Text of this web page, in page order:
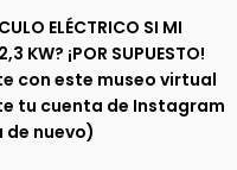
ELÉCTRICO SI MI
KW? ¡POR SUPUESTO!
con este museo virtual
tu cuenta de Instagram
nuevo)